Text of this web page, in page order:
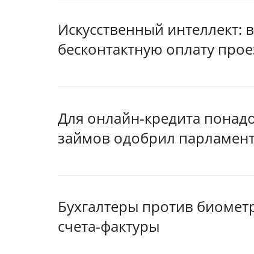
Искусственный
бесконтактную оплату
Для онлайн-кредита
займов одобрил
Бухгалтеры против
счета-фактуры